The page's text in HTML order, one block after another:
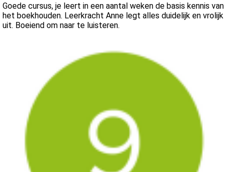
Goede cursus, je leert in een aantal weken de basis kennis van
het boekhouden. Leerkracht Anne legt alles duidelijk en vrolijk
uit. Boeiend om naar te luisteren.